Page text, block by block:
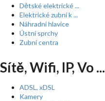
Dětské elektrické ...
Elektrické zubní k ...
Náhradní hlavice
Ústní sprchy
Zubní centra
Sítě, Wifi, IP, Vo ...
ADSL, xDSL
Kamery